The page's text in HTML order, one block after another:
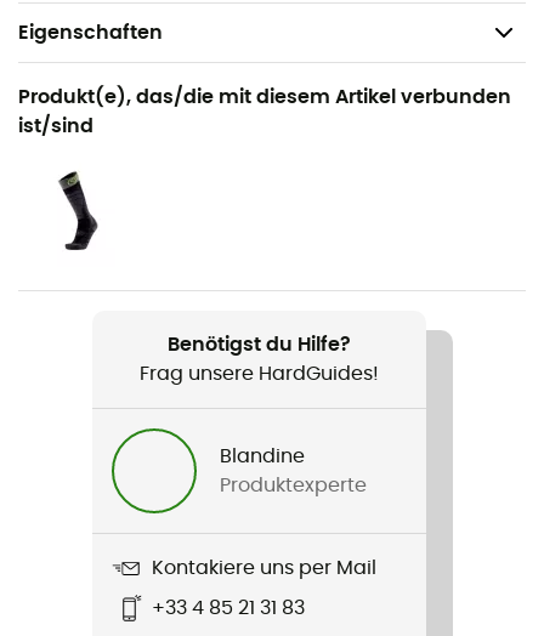
Eigenschaften
Geeignet für
Skitouren / Bergsteigen / Ski
Geschlecht
Herren / Damen
98 g
Mountain Guide Glove
Handschlaufe
Wasserdichtigkeit
Wasserabweisend
Produkt(e), das/die mit diesem Artikel verbunden
ist/sind
Benötigst du Hilfe?
Frag unsere HardGuides!
Blandine
Produktexperte
Kontakiere uns per Mail
+33 4 85 21 31 83